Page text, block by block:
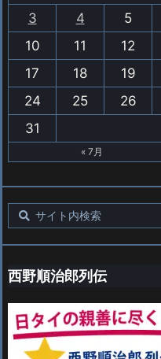
3
4 5
10
11 12
17
18 19
24
25 26
31
« 7月
西野順治郎列伝